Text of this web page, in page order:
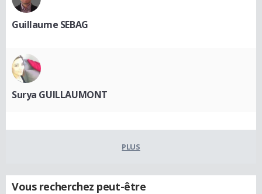
Guillaume SEBAG
Surya GUILLAUMONT
PLUS
Vous recherchez peut-être